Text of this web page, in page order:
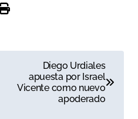
Diego Urdiales
apuesta por Israel
Vicente como nuevo
apoderado